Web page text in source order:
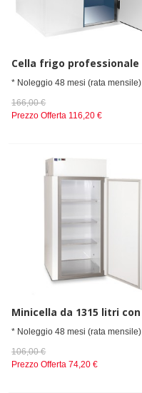
* Noleggio 48 mesi (rata mensile)
166,00 €
Prezzo Offerta 116,20 €
* Noleggio 48 mesi (rata mensile)
106,00 €
Prezzo Offerta 74,20 €